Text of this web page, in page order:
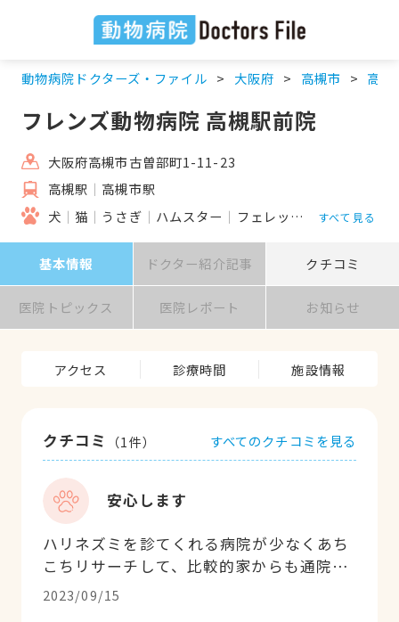
動物病院ドクターズ・ファイル 大阪府 高槻市 高槻
フレンズ動物病院 高槻駅前院
大阪府高槻市古曽部町1-11-23
高槻駅
高槻市駅
犬
猫 うさぎ ハムスター フェレット 鳥類 ハリ
すべて見る
基本情報 ドクター紹介記事 クチコミ
医院トピックス 医院レポート お知らせ
アクセス 診療時間 施設情報
クチコミ （1件） すべてのクチコミを見る
安心します
ハリネズミを診てくれる病院が少なくあち
こちリサーチして、比較的家からも通院し
やすいこちらにお願いしてみました。 先生
も看護師さんも受付の人も皆さんとても優
2023/09/15